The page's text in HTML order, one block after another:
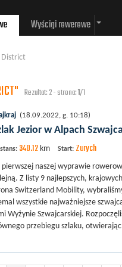
Wyścigi rowerowe
District
Rezultat: 2 - strona:1/1
(18.09.2022, g. 10:18)
Jezior w Alpach
340.12 km Start: Zurych
pierwszej naszej wyprawie
Z listy 9 najlepszych,
Switzerland Mobility,
wszystkie najważniejsze
Wyżynie Szwajcarskiej.
przebiegu szlaku,